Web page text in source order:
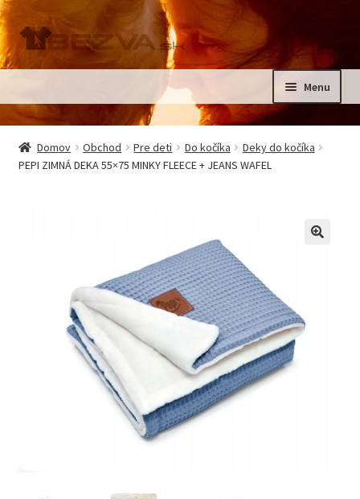
Preskočiť
na
navigáciu
Preskočiť
na
obsah
Menu
Domov
Pre deti
Domov Obchod Pre deti Do kočíka
Deky do kočíka
PEPI ZIMNÁ DEKA 55×75 MINKY FLEECE + JEANS WAFEL